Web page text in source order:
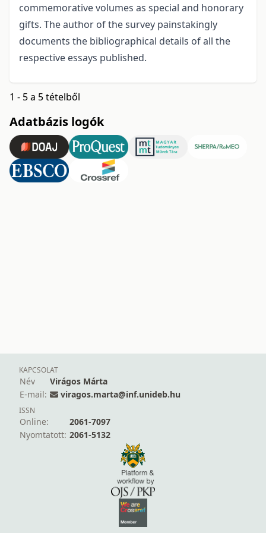
commemorative volumes as special and honorary
gifts. The author of the survey painstakingly
documents the bibliographical details of all the
respective essays published.
1 - 5 a 5 tételből
Adatbázis logók
KAPCSOLAT
Név
Virágos Márta
E-mail:
viragos.marta@inf.unideb.hu
ISSN
Online:
2061-7097
Nyomtatott: 2061-5132